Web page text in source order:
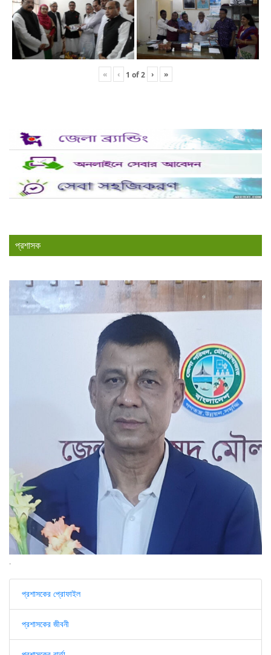
« ‹ 1 of2 › »
প্রশাসক
.
প্রশাসকের প্রোফাইল
প্রশাসকের জীবনী